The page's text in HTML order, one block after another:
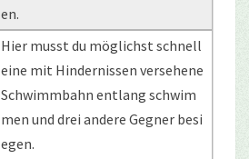
en.
Hier musst du möglichst schnell
eine mit Hindernissen versehene
Schwimmbahn entlang schwim
men und drei andere Gegner besi
egen.